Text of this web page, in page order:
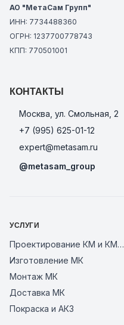
АО "МетаСам Групп"
ИНН: 7734488360
ОГРН: 1237700778743
КПП: 770501001
КОНТАКТЫ
Москва, ул. Смольная, 2
+7 (995) 625-01-12
expert@metasam.ru
@metasam_group
УСЛУГИ
Проектирование КМ и КМД
Изготовление МК
Монтаж МК
Доставка МК
Покраска и АКЗ